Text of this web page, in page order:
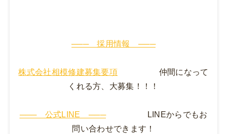
─── 採用情報 ───
株式会社相模修建募集要項 仲間になって
くれる方、大募集！！！
─── 公式LINE ───LINEからでもお
問い合わせできます！